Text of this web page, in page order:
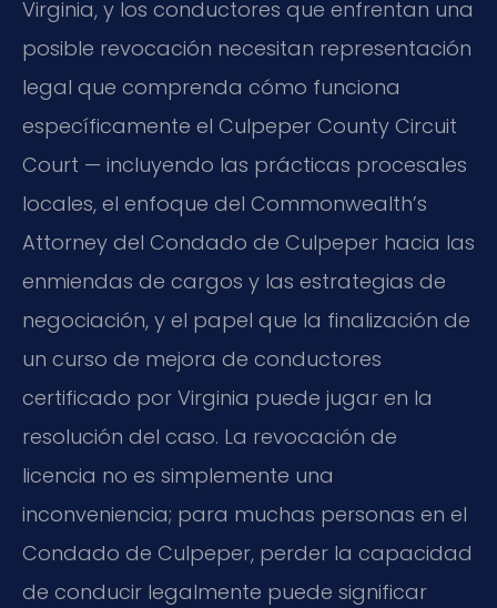
Virginia, y los conductores que enfrentan una
posible revocación necesitan representación
legal que comprenda cómo funciona
específicamente el Culpeper County Circuit
Court — incluyendo las prácticas procesales
locales, el enfoque del Commonwealth’s
Attorney del Condado de Culpeper hacia las
enmiendas de cargos y las estrategias de
negociación, y el papel que la finalización de
un curso de mejora de conductores
certificado por Virginia puede jugar en la
resolución del caso. La revocación de
licencia no es simplemente una
inconveniencia; para muchas personas en el
Condado de Culpeper, perder la capacidad
de conducir legalmente puede significar